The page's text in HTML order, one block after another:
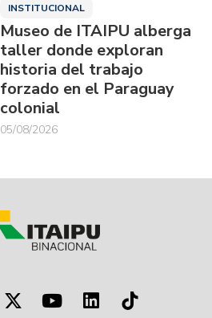
INSTITUCIONAL
Museo de ITAIPU alberga
taller donde exploran
historia del trabajo
forzado en el Paraguay
colonial
05/08/2026